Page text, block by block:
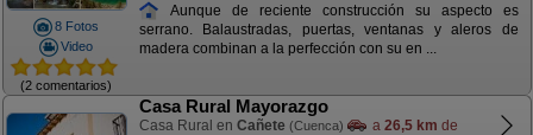
8 Fotos
Video
(2 comentarios)
Aunque de reciente construcción su aspecto es
serrano. Balaustradas, puertas, ventanas y aleros de
madera combinan a la perfección con su en ...
Casa Rural Mayorazgo
Casa Rural en Cañete (Cuenca) a 26,5 km de